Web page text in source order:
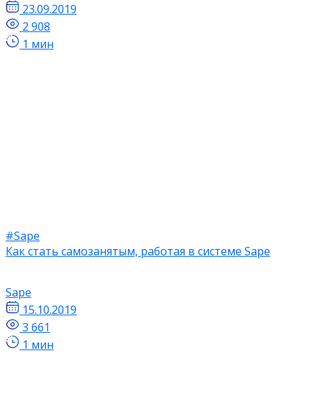
23.09.2019
2 908
1 мин
#Sape
Как стать самозанятым, работая в системе Sape
Sape
15.10.2019
3 661
1 мин